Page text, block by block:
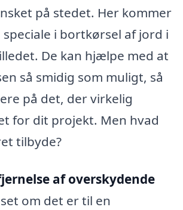
på stedet. Her kommer
i bortkørsel af jord i
De kan hjælpe med at
så smidig som muligt, så
på det, der virkelig
for dit projekt. Men hvad
tilbyde?
af overskydende
om det er til en